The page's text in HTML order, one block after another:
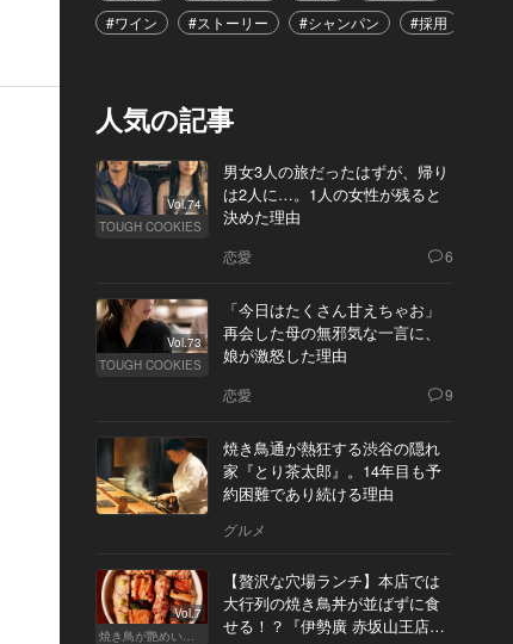
#ワイン
#ストーリー #シャンパン #採用
人気の記事
Vol.74
TOUGH COOKIES
男女3人の旅だったはずが、帰り
は2人に…。1人の女性が残ると
決めた理由
恋愛 6
Vol.73
TOUGH COOKIES
「今日はたくさん甘えちゃお」
再会した母の無邪気な一言に、
娘が激怒した理由
恋愛 9
焼き鳥通が熱狂する渋谷の隠れ
家『とり茶太郎』。14年目も予
約困難であり続ける理由
グルメ
Vol.7
焼き鳥が艶めいてきた
【贅沢な穴場ランチ】本店では
大行列の焼き鳥丼が並ばずに食
せる！？『伊勢廣 赤坂山王店』